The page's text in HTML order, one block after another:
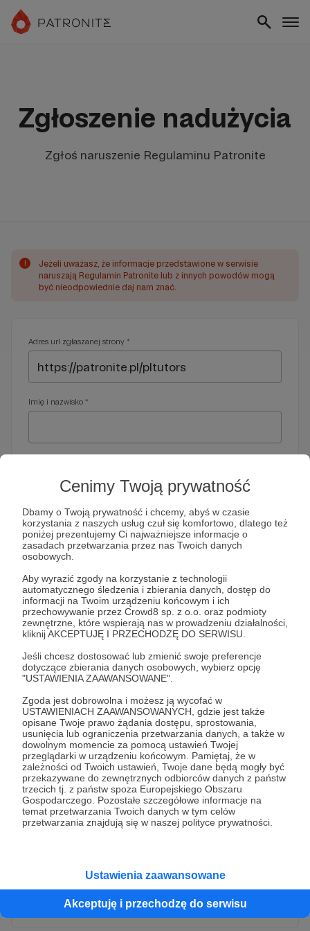
Cenimy Twoją prywatność
Dbamy o Twoją prywatność i chcemy, abyś w czasie
korzystania z naszych usług czuł się komfortowo, dlatego też
poniżej prezentujemy Ci najważniejsze informacje o
zasadach przetwarzania przez nas Twoich danych
osobowych.
Aby wyrazić zgody na korzystanie z technologii
automatycznego śledzenia i zbierania danych, dostęp do
informacji na Twoim urządzeniu końcowym i ich
przechowywanie przez Crowd8 sp. z o.o. oraz podmioty
zewnętrzne, które wspierają nas w prowadzeniu działalności,
kliknij AKCEPTUJĘ I PRZECHODZĘ DO SERWISU.
Jeśli chcesz dostosować lub zmienić swoje preferencje
dotyczące zbierania danych osobowych, wybierz opcję
"USTAWIENIA ZAAWANSOWANE".
Zgoda jest dobrowolna i możesz ją wycofać w
USTAWIENIACH ZAAWANSOWANYCH, gdzie jest także
opisane Twoje prawo żądania dostępu, sprostowania,
usunięcia lub ograniczenia przetwarzania danych, a także w
dowolnym momencie za pomocą ustawień Twojej
przeglądarki w urządzeniu końcowym. Pamiętaj, że w
zależności od Twoich ustawień, Twoje dane będą mogły być
przekazywane do zewnętrznych odbiorców danych z państw
trzecich tj. z państw spoza Europejskiego Obszaru
Gospodarczego. Pozostałe szczegółowe informacje na
temat przetwarzania Twoich danych w tym celów
przetwarzania znajdują się w naszej polityce prywatności.
Ustawienia zaawansowane
Akceptuję i przechodzę do serwisu
Zgłoszenie nadużycia
Zgłoś naruszenie Regulaminu Patronite
!
Jeżeli uważasz, że informacje przedstawione w serwisie
naruszają Regulamin Patronite lub z innych powodów mogą
być nieodpowiednie daj nam znać.
Adres url zgłaszanej strony *
Imię i nazwisko *
Telefon *
dodatkowe pytania
Treść wiadomości *
* Wyrażam zgodę na przetwarzanie moich danych
osobowych przez Patronite
Administratorem Twoich danych osobowych jest Crowd8 sp. z o.o.
z siedziba w Warszawie, ul. Żwirki i Wigury 16, 02-092 Warszawa.
Twoje dane osobowe będą przetwarzane w szczególności w celu
wykonania umowy zawartej z Tobą, w tym do umożliwienia
Gwarantujemy spełnienie wszystkich Twoich praw wynikających
z ogólnego rozporządzenia o ochronie danych, tj. prawo dostępu,
sprostowania oraz usunięcia Twoich danych, ograniczenia ich
rozwiń zgodę
Wyślij zgłoszenie